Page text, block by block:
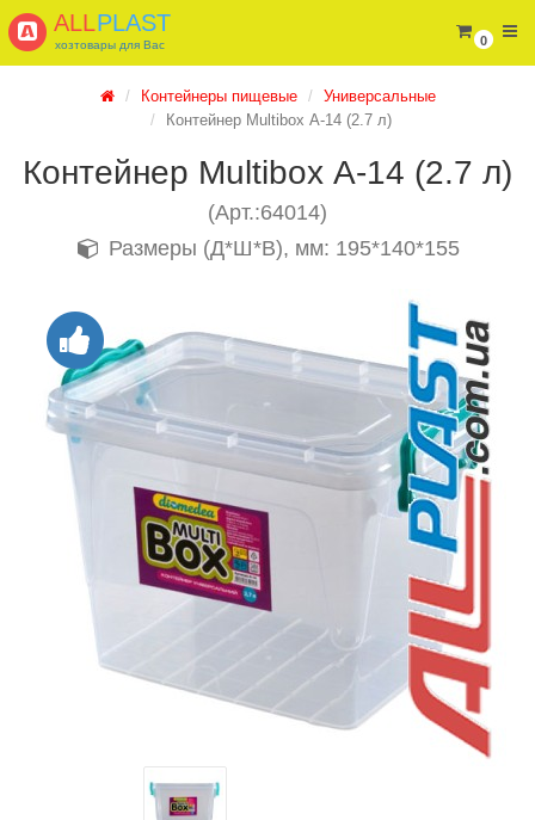
0
ALLPLAST
хозтовары для Вас
Контейнеры пищевые
Универсальные
Контейнер Multibox А-14 (2.7 л)
Контейнер Multibox А-14 (2.7 л)
(Арт.:64014)
Размеры (Д*Ш*В), мм: 195*140*155